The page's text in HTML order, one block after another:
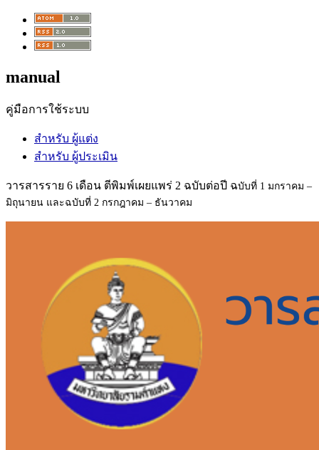
manual
คู่มือการใช้ระบบ
สำหรับ ผู้แต่ง
สำหรับ ผู้ประเมิน
วารสารราย 6 เดือน ตีพิมพ์เผยแพร่ 2 ฉบับต่อปี ฉบับที่ 1 มกราคม –
มิถุนายน และฉบับที่ 2 กรกฎาคม – ธันวาคม